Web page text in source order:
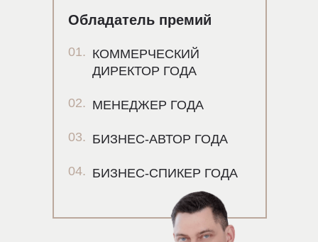
01.
02.
03.
04.
КОММЕРЧЕСКИЙ
ДИРЕКТОР ГОДА
МЕНЕДЖЕР ГОДА
БИЗНЕС-АВТОР ГОДА
БИЗНЕС-СПИКЕР ГОДА
Обладатель премий